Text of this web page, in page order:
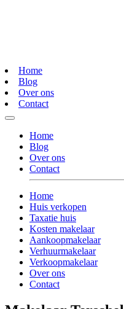
Home
Blog
Over ons
Contact
Home
Blog
Over ons
Contact
Home
Huis verkopen
Taxatie huis
Kosten makelaar
Aankoopmakelaar
Verhuurmakelaar
Verkoopmakelaar
Over ons
Contact